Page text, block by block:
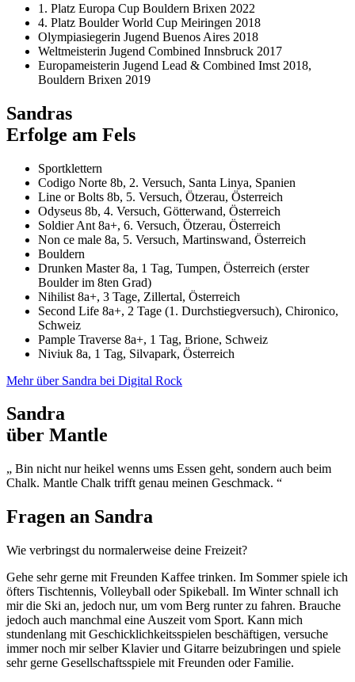
1. Platz Europa Cup Bouldern Brixen 2022
4. Platz Boulder World Cup Meiringen 2018
Olympiasiegerin Jugend Buenos Aires 2018
Weltmeisterin Jugend Combined Innsbruck 2017
Europameisterin Jugend Lead & Combined Imst 2018,
Bouldern Brixen 2019
Sandras
Erfolge am Fels
Sportklettern
Codigo Norte 8b, 2. Versuch, Santa Linya, Spanien
Line or Bolts 8b, 5. Versuch, Ötzerau, Österreich
Odyseus 8b, 4. Versuch, Götterwand, Österreich
Soldier Ant 8a+, 6. Versuch, Ötzerau, Österreich
Non ce male 8a, 5. Versuch, Martinswand, Österreich
Bouldern
Drunken Master 8a, 1 Tag, Tumpen, Österreich (erster
Boulder im 8ten Grad)
Nihilist 8a+, 3 Tage, Zillertal, Österreich
Second Life 8a+, 2 Tage (1. Durchstiegversuch), Chironico,
Schweiz
Pample Traverse 8a+, 1 Tag, Brione, Schweiz
Niviuk 8a, 1 Tag, Silvapark, Österreich
Mehr über Sandra bei Digital Rock
Sandra
über Mantle
„ Bin nicht nur heikel wenns ums Essen geht, sondern auch beim
Chalk. Mantle Chalk trifft genau meinen Geschmack. “
Fragen an Sandra
Wie verbringst du normalerweise deine Freizeit?
Gehe sehr gerne mit Freunden Kaffee trinken. Im Sommer spiele ich
öfters Tischtennis, Volleyball oder Spikeball. Im Winter schnall ich
mir die Ski an, jedoch nur, um vom Berg runter zu fahren. Brauche
jedoch auch manchmal eine Auszeit vom Sport. Kann mich
stundenlang mit Geschicklichkeitsspielen beschäftigen, versuche
immer noch mir selber Klavier und Gitarre beizubringen und spiele
sehr gerne Gesellschaftsspiele mit Freunden oder Familie.